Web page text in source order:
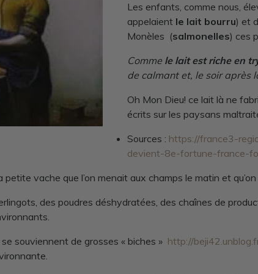
Les enfants, comme nous,
appelaient le lait bourru) et
Monèles (salmonelles) ces
Comme le lait est riche en
de calmant et, le soir après
Oh Mon Dieu! ce lait là ne
écrits sur les paysans
Sources : https://france3-
devient-8e-fortune-france-
vache que l’on menait aux champs le matin et
des poudres déshydratées, des chaînes de
souviennent de grosses « biches » http://